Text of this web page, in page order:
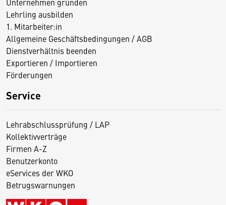
Unternehmen gründen
Lehrling ausbilden
1. Mitarbeiter:in
Allgemeine Geschäftsbedingungen / AGB
Dienstverhältnis beenden
Exportieren / Importieren
Förderungen
Service
Lehrabschlussprüfung / LAP
Kollektivverträge
Firmen A-Z
Benutzerkonto
eServices der WKO
Betrugswarnungen